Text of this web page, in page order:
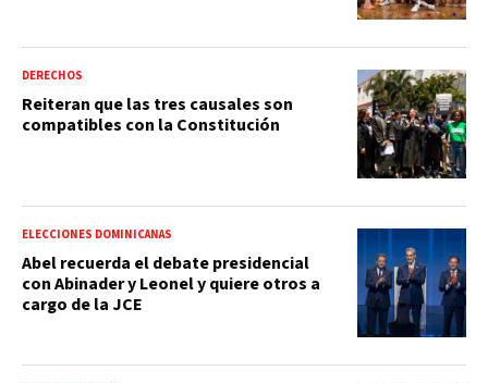
DERECHOS
Reiteran que las tres causales son
compatibles con la Constitución
ELECCIONES DOMINICANAS
Abel recuerda el debate presidencial
con Abinader y Leonel y quiere otros a
cargo de la JCE